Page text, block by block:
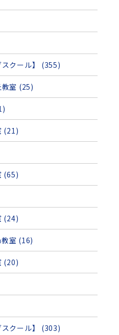
スクール】 (355)
室 (25)
(21)
(65)
(24)
室 (16)
(20)
スクール】 (303)